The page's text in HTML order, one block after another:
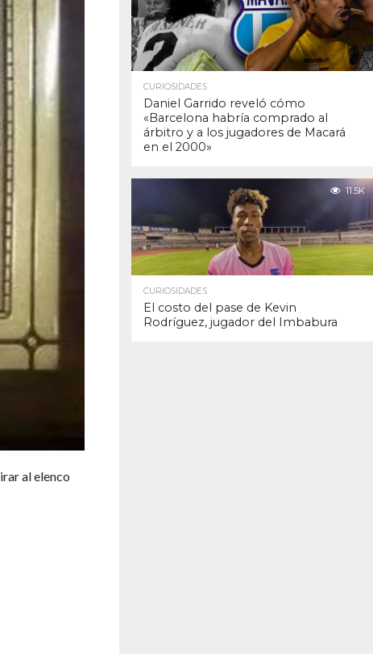
al elenco
CURIOSIDADES
Daniel Garrido reveló cómo
«Barcelona habría comprado al
árbitro y a los jugadores de Macará
en el 2000»
11.5K
CURIOSIDADES
El costo del pase de Kevin
Rodríguez, jugador del Imbabura